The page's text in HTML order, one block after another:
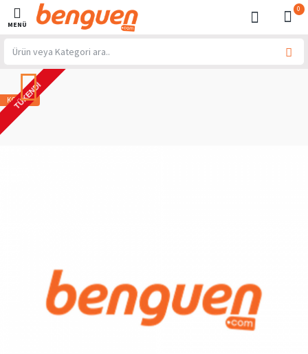
0
KOMBIN
TÜKENDI